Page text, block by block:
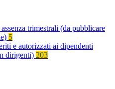
trimestrali (da pubblicare
5
e autorizzati ai dipendenti
dirigenti) 203